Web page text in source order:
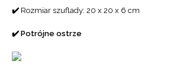
✔️ Rozmiar szuflady: 20 x 20 x 6 cm
✔️ Potrójne ostrze